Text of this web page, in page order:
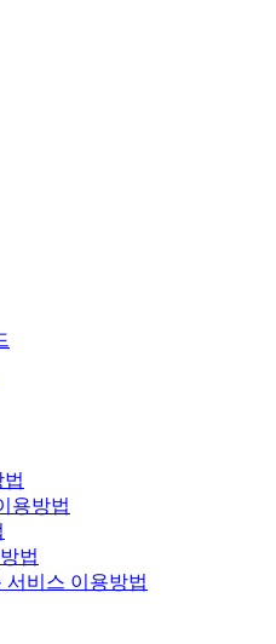
용방법
법
서비스 이용방법